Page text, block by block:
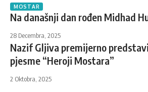
MOSTAR
Na današnji dan rođen Midhad
28 Decembra, 2025
Nazif Gljiva premijerno
pjesme “Heroji Mostara”
2 Oktobra, 2025